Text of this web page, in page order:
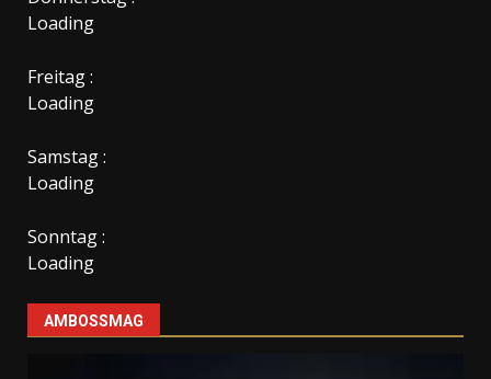
Loading
Freitag :
Loading
Samstag :
Loading
Sonntag :
Loading
AMBOSSMAG